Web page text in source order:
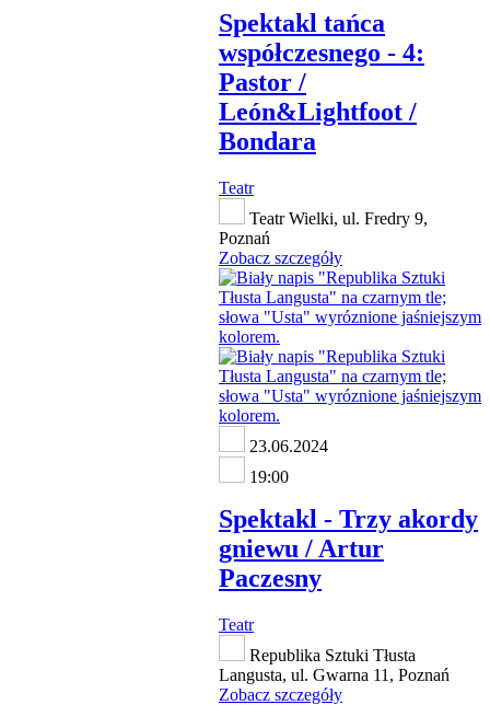
Spektakl tańca
współczesnego - 4:
Pastor /
León&Lightfoot /
Bondara
Teatr
Teatr Wielki, ul. Fredry 9,
Poznań
Zobacz szczegóły
23.06.2024
19:00
Spektakl - Trzy akordy
gniewu / Artur
Paczesny
Teatr
Republika Sztuki Tłusta
Langusta, ul. Gwarna 11, Poznań
Zobacz szczegóły